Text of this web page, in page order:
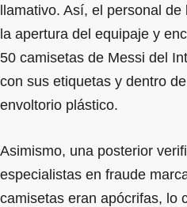
llamativo. Así, el personal
la apertura del equipaje y
50 camisetas de Messi del
con sus etiquetas y dentro
envoltorio plástico.
Asimismo, una posterior
especialistas en fraude
camisetas eran apócrifas, lo